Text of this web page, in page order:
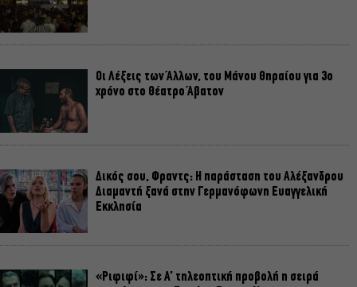
Οι Λέξεις των Άλλων, του Μάνου Θηραίου για 3ο
χρόνο στο Θέατρο Άβατον
Δικός σου, Φραντς: Η παράσταση του Αλέξανδρου
Διαμαντή ξανά στην Γερμανόφωνη Ευαγγελική
Εκκλησία
«Ριφιφί»: Σε Α’ τηλεοπτική προβολή η σειρά